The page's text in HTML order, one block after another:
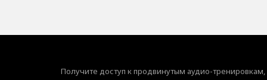
Получите доступ к продвинутым аудио-тренировкам,